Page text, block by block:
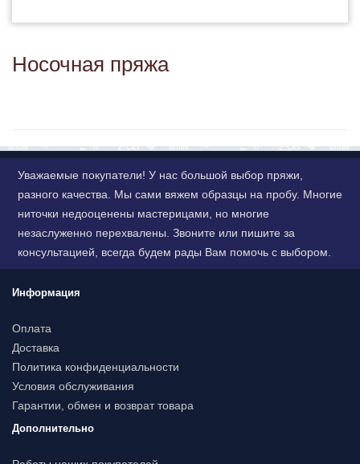
Носочная пряжа
Уважаемые покупатели! У нас большой выбор пряжи,
разного качества. Мы сами вяжем образцы на пробу. Многие
ниточки недооценены мастерицами, но многие
незаслуженно перехвалены. Звоните или пишите за
консультацией, всегда будем рады Вам помочь с выбором.
Информация
Оплата
Доставка
Политика конфиденциальности
Условия обслуживания
Гарантии, обмен и возврат товара
Дополнительно